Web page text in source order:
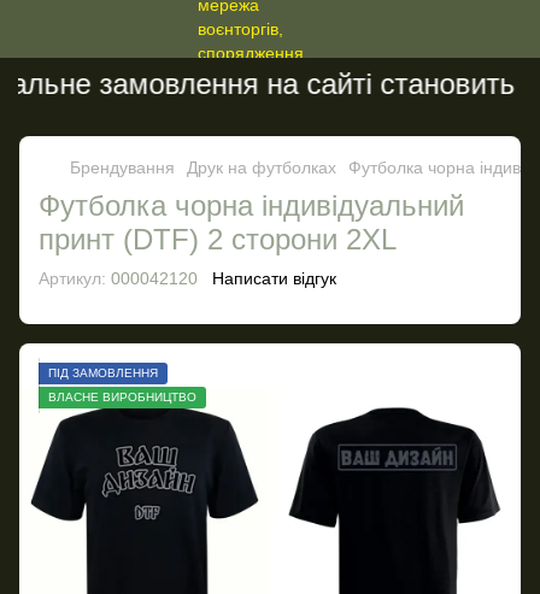
замовлення на сайті становить
Брендування Друк на футболках Футболка чорна
Футболка чорна індивідуальний
принт (DTF) 2 сторони 2XL
Артикул: 000042120 Написати відгук
ПІД ЗАМОВЛЕННЯ
ВЛАСНЕ ВИРОБНИЦТВО